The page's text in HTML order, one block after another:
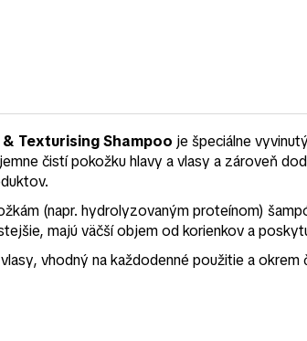
Texturising Shampoo je špeciálne
čistí pokožku hlavy a vlasy a zároveň
(napr. hydrolyzovaným proteínom)
majú väčší objem od korienkov a
vhodný na každodenné použitie a